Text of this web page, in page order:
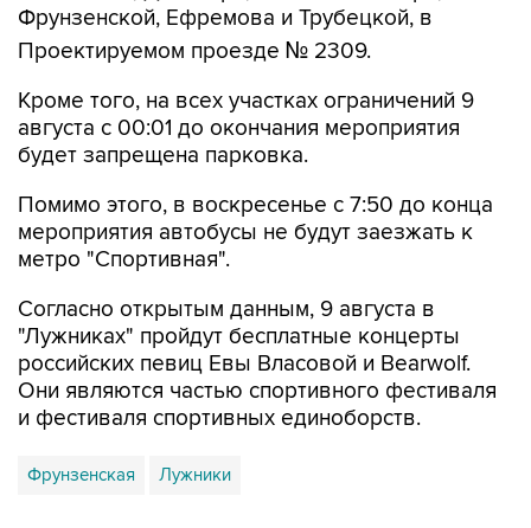
Фрунзенской, Ефремова и Трубецкой, в
Проектируемом проезде № 2309.
Кроме того, на всех участках ограничений 9
августа с 00:01 до окончания мероприятия
будет запрещена парковка.
Помимо этого, в воскресенье с 7:50 до конца
мероприятия автобусы не будут заезжать к
метро "Спортивная".
Согласно открытым данным, 9 августа в
"Лужниках" пройдут бесплатные концерты
российских певиц Евы Власовой и Bearwolf.
Они являются частью спортивного фестиваля
и фестиваля спортивных единоборств.
Фрунзенская Лужники